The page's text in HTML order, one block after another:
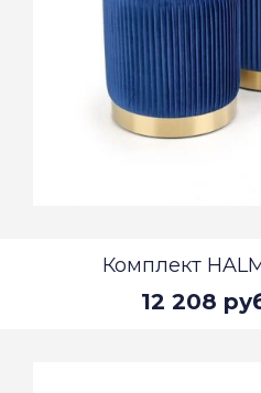
Комплект
12 208